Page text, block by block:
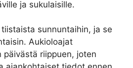
ja sukulaisille.
sunnuntaihin, ja se
Aukioloajat
päivästä riippuen, joten